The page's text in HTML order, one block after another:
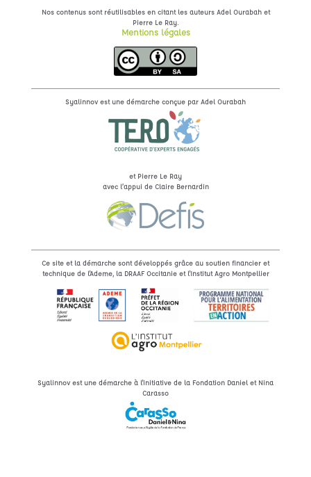
Nos contenus sont réutilisables en citant les auteurs Adel Ourabah et
Pierre Le Ray.
Mentions légales
Syalinnov est une démarche conçue par Adel Ourabah
et Pierre Le Ray
avec l’appui de Claire Bernardin
Ce site et la démarche sont développés grâce au soutien financier et
technique de l'Ademe, la DRAAF Occitanie et l'Institut Agro Montpellier
Syalinnov est une démarche à l'initiative de la Fondation Daniel et Nina
Carasso